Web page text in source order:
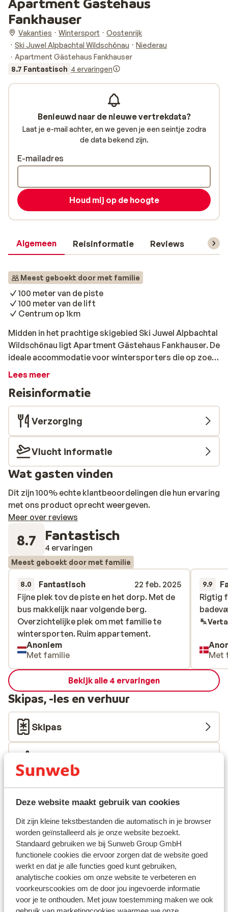
Deze website maakt gebruik van cookies
Dit zijn kleine tekstbestanden die automatisch in je browser
worden geïnstalleerd als je onze website bezoekt.
Standaard gebruiken we bij Sunweb Group GmbH
functionele cookies die ervoor zorgen dat de website goed
werkt en dat je alle functies goed kunt gebruiken,
analytische cookies om onze website te verbeteren en
voorkeurscookies om de door jou ingevoerde informatie
voor je te onthouden. Met jouw toestemming maken we ook
Fankhauser
Vakanties Wintersport
Oostenrijk
Ski Juwel Alpbachtal Wildschönau
Niederau
Apartment Gästehaus Fankhauser
8.7 Fantastisch 4 ervaringen
Algemeen Reisinformatie Reviews
Meest geboekt door met familie
100 meter van de piste
100 meter van de lift
Centrum op 1km
Midden in het prachtige skigebied Ski Juwel Alpbachtal
Wildschönau ligt Apartment Gästehaus Fankhauser. De
ideale accommodatie voor wintersporters die op zoek
zijn naar comfort, gemak en een centrale ligging. De
een mum van tijd op de piste staat en kunt genieten van
sneeuwpret voor het hele gezin. Apartment Gästehaus
Fankhauser biedt comfortabele appartementen voor 2
tot 6 personen. Alle appartementen zijn voorzien van
een keuken, een badkamer, een balkon of terras met
uitzicht op de bergen en gratis Wi-Fi. Na een dag op de
piste kun je heerlijk ontspannen in de sauna of in de
gezellige recreatieruimte met open haard.
Lees meer
Reisinformatie
Verzorging
Vlucht informatie
Wat gasten vinden
Dit zijn 100% echte klantbeoordelingen die hun ervaring
met ons product oprecht weergeven.
Meer over reviews
8.7 Fantastisch
4 ervaringen
Meest geboekt door met familie
8.0 Fantastisch
22 feb. 2025
Fijne plek tov de piste en het dorp. Met de
bus makkelijk naar volgende berg.
Overzichtelijke plek om met familie te
wintersporten. Ruim appartement.
Fijne plek tov de piste en het dorp. Met de
bus makkelijk naar volgende berg.
Overzichtelijke plek om met familie te
wintersporten. Ruim appartement.
Anoniem
Met familie
9.9
Rigtig
Rigtig
Met
Bekijk alle 4 ervaringen
Skipas, -les en verhuur
Skipas
Skimateriaal
Benieuwd naar de nieuwe vertrekdata?
Laat je e-mail achter, en we geven je een seintje zodra
de data bekend zijn.
E-mailadres
Houd mij op de hoogte
Andere accommodaties in Ski Juwel
Alpbachtal Wildschönau
Die Alpbacherin
Haus am Wildbach